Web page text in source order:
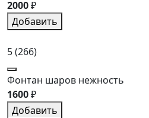
2000₽
Добавить
5(266)
Фонтан шаров нежность
1600₽
Добавить